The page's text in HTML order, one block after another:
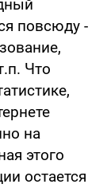
повсюду -
Что
на
этого
остается